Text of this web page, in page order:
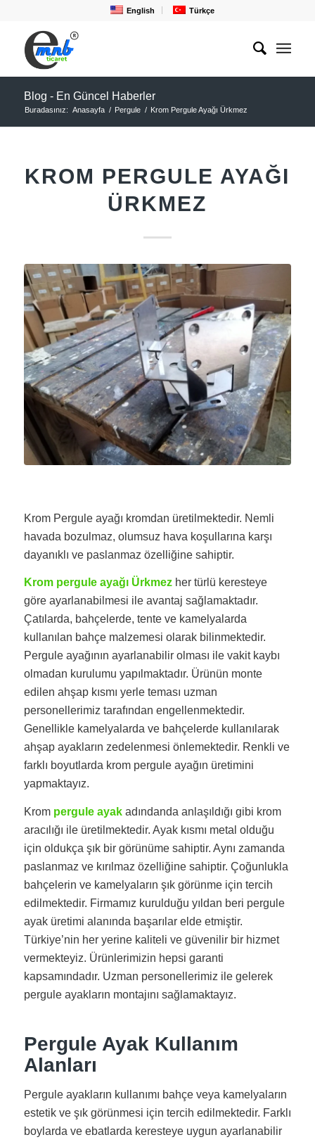
English Türkçe
Blog - En Güncel Haberler
Buradasınız: Anasayfa / Pergule / Krom Pergule Ayağı Ürkmez
KROM PERGULE AYAĞI
ÜRKMEZ
Krom Pergule ayağı kromdan üretilmektedir. Nemli
havada bozulmaz, olumsuz hava koşullarına karşı
dayanıklı ve paslanmaz özelliğine sahiptir.
Krom pergule ayağı Ürkmezher türlü keresteye
göre ayarlanabilmesi ile avantaj sağlamaktadır.
Çatılarda, bahçelerde, tente ve kamelyalarda
kullanılan bahçe malzemesi olarak bilinmektedir.
Pergule ayağının ayarlanabilir olması ile vakit kaybı
olmadan kurulumu yapılmaktadır. Ürünün monte
edilen ahşap kısmı yerle teması uzman
personellerimiz tarafından engellenmektedir.
Genellikle kamelyalarda ve bahçelerde kullanılarak
ahşap ayakların zedelenmesi önlemektedir. Renkli ve
farklı boyutlarda krom pergule ayağın üretimini
yapmaktayız.
Krom pergule ayakadındanda anlaşıldığı gibi krom
aracılığı ile üretilmektedir. Ayak kısmı metal olduğu
için oldukça şık bir görünüme sahiptir. Aynı zamanda
paslanmaz ve kırılmaz özelliğine sahiptir. Çoğunlukla
bahçelerin ve kamelyaların şık görünme için tercih
edilmektedir. Firmamız kurulduğu yıldan beri pergule
ayak üretimi alanında başarılar elde etmiştir.
Türkiye’nin her yerine kaliteli ve güvenilir bir hizmet
vermekteyiz. Ürünlerimizin hepsi garanti
kapsamındadır. Uzman personellerimiz ile gelerek
pergule ayakların montajını sağlamaktayız.
Pergule Ayak Kullanım
Alanları
Pergule ayakların kullanımı bahçe veya kamelyaların
estetik ve şık görünmesi için tercih edilmektedir. Farklı
boylarda ve ebatlarda keresteye uygun ayarlanabilir